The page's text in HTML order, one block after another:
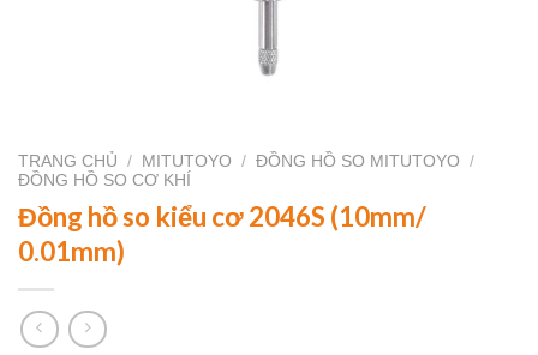
TRANG CHỦ / MITUTOYO / ĐỒNG HỒ SO MITUTOYO
/
ĐỒNG HỒ SO CƠ KHÍ
Đồng hồ so kiểu cơ 2046S (10mm/
0.01mm)